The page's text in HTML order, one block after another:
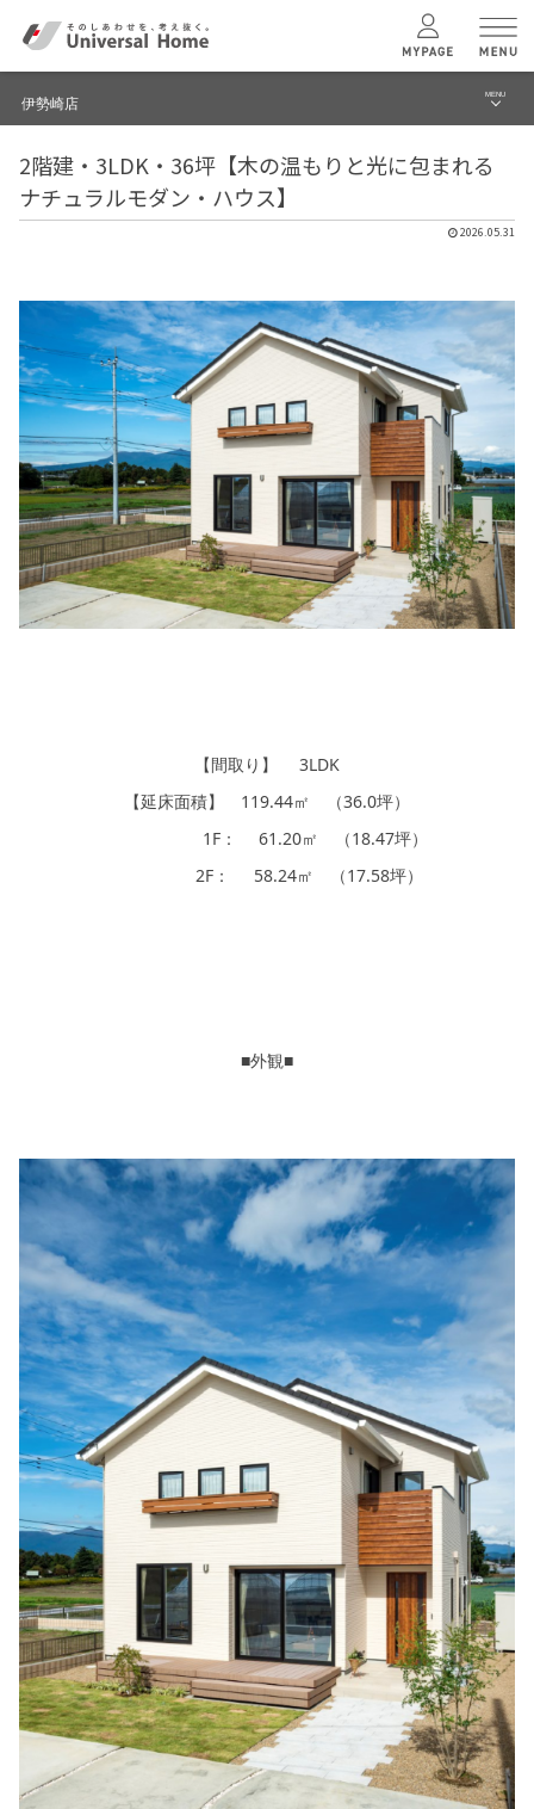
ユニバーサル ホームの特長
テクノロジー
建築実例
モデルハウス検索・見学予約
シミュレーション
キャンペーン・コラボ情報
伊勢崎店 MENU
ブログ
建築実例・事例
モデルハウス見学予約
伊勢崎店 TOPへ
2階建・3LDK・36坪【木の温もりと光に包まれる
ナチュラルモダン・ハウス】
2026.05.31
【間取り】 3LDK
【延床面積】 119.44㎡ （36.0坪）
1F： 61.20㎡ （18.47坪）
2F： 58.24㎡ （17.58坪）
■外観■